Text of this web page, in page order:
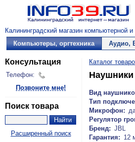
Калининградский магазин компьютерной
Компьютеры, оргтехника
Аудио,
Консультация
Телефон:
Позвоните мне!
Поиск товара
Расширенный поиск
Каталог
Наушники
Вид
Тип
Микрофон:
Регулятор
Бренд: JBL
Гарантия: 12